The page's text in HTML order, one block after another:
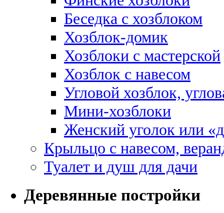
Беседка с хозблоком
Хозблок-домик
Хозблоки с мастерской
Хозблок с навесом
Угловой хозблок,
Мини-хозблоки
Женский уголок или
Крыльцо с навесом,
Туалет и душ для дачи
Деревянные постройки